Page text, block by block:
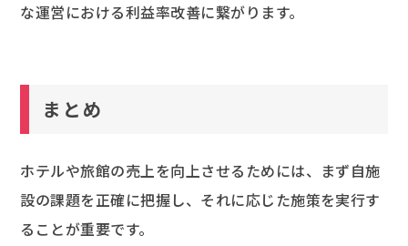
な運営における利益率改善に繋がります。
まとめ
ホテルや旅館の売上を向上させるためには、まず自施
設の課題を正確に把握し、それに応じた施策を実行す
ることが重要です。